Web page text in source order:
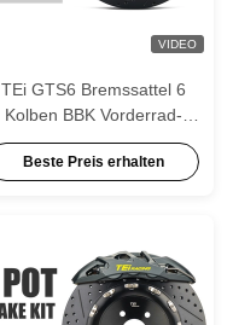
VIDEO
TEi GTS6 Bremssattel 6
Kolben BBK Vorderrad-
Rennbremsensatz für
Nissan 350Z 370Z Mazda
Beste Preis erhalten